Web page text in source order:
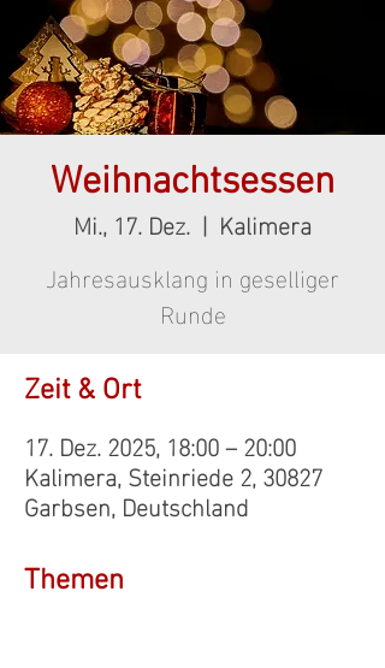
Weihnachtsessen
Mi., 17. Dez.
  |
Kalimera
Jahresausklang in geselliger
Runde
Zeit & Ort
17. Dez. 2025, 18:00 – 20:00
Kalimera, Steinriede 2, 30827
Garbsen, Deutschland
Themen